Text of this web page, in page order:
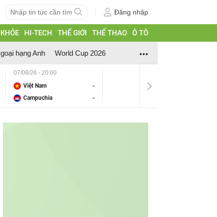
Đăng nhập
HI-TECH THẾ GIỚI THỂ THAO Ô TÔ
hạng Anh World Cup 2026
07/08/26 - 20:00
Việt Nam
-
Campuchia
-